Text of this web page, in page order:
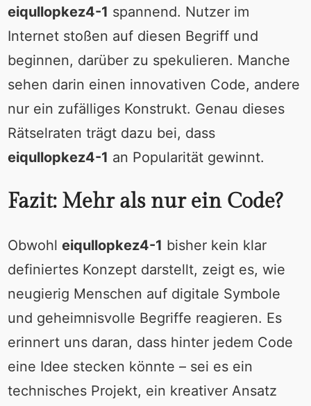
eiqullopkez4-1 spannend. Nutzer im
Internet stoßen auf diesen Begriff und
beginnen, darüber zu spekulieren. Manche
sehen darin einen innovativen Code, andere
nur ein zufälliges Konstrukt. Genau dieses
Rätselraten trägt dazu bei, dass
eiqullopkez4-1 an Popularität gewinnt.
Fazit: Mehr als nur ein Code?
Obwohl eiqullopkez4-1 bisher kein klar
definiertes Konzept darstellt, zeigt es, wie
neugierig Menschen auf digitale Symbole
und geheimnisvolle Begriffe reagieren. Es
erinnert uns daran, dass hinter jedem Code
eine Idee stecken könnte – sei es ein
technisches Projekt, ein kreativer Ansatz